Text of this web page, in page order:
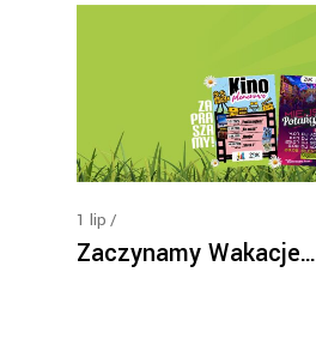
1 lip
Zaczynamy Wakacje…